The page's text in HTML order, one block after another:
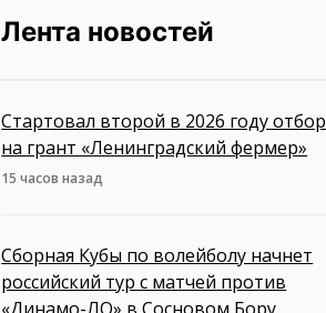
Лента новостей
Стартовал второй в 2026 году отбор
на грант «Ленинградский фермер»
15 часов назад
Сборная Кубы по волейболу начнет
российский тур с матчей против